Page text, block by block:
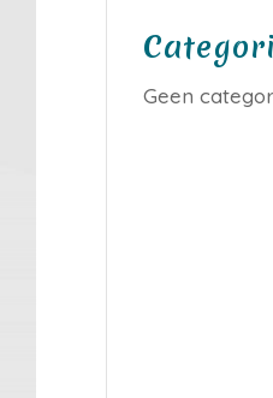
Geen